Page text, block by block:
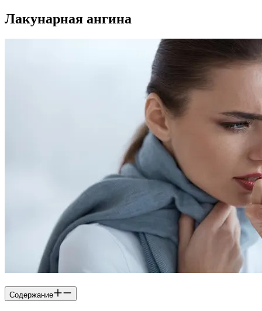
Лакунарная ангина
Содержание